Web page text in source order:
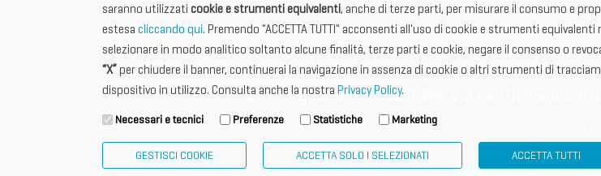
Sede Legale 40124 BOLOGNA, Via San Domenico
saranno utilizzati cookie e strumenti equivalenti, anche di terze parti, per misurare il consumo e
estesa cliccando qui. Premendo "ACCETTA TUTTI" acconsenti all'uso di cookie e strumenti
selezionare in modo analitico soltanto alcune finalità, terze parti e cookie, negare il consenso o
“X” per chiudere il banner, continuerai la navigazione in assenza di cookie o altri strumenti di
dispositivo in utilizzo. Consulta anche la nostra Privacy Policy.
Necessari e tecnici Preferenze Statistiche Marketing
GESTISCI COOKIE ACCETTA SOLO I SELEZIONATI ACCETTA TUTTI